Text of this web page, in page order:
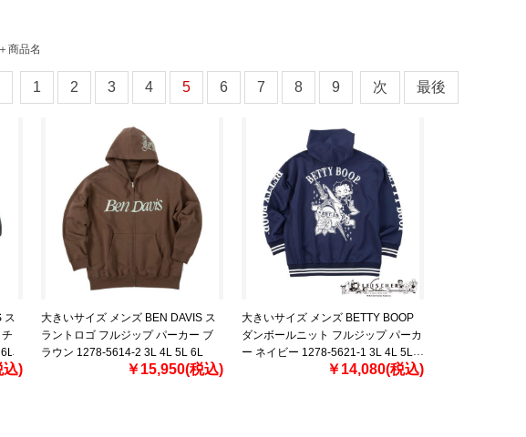
商品名
1 2 3 4 5 6 7 8 9 次 最後
ス
込)
大きいサイズ メンズ BEN DAVIS ス
ラントロゴ フルジップ パーカー ブ
ラウン 1278-5614-2 3L 4L 5L 6L
￥15,950(税込)
大きいサイズ メンズ BETTY BOOP
ダンボールニット フルジップ パーカ
ー ネイビー 1278-5621-1 3L 4L 5L
￥14,080(税込)